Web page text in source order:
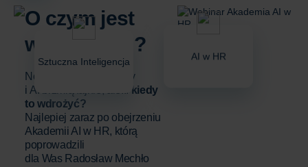
O czym jest
webinarium?
Nowe narzędzia, trendy
i AI brzmią fajnie, ale... kiedy
to wdrożyć?
Najlepiej zaraz po obejrzeniu
Akademii AI w HR, którą
poprowadzili
dla Was Radosław Mechło
AI w HR
Sztuczna Inteligencja